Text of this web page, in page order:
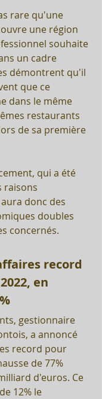
rare qu'une
une région
souhaite
un cadre
démontrent qu'il
que ce
dans le même
restaurants
de sa première
qui a été
raisons
donc des
doubles
concernés.
record
en
gestionnaire
a annoncé
record pour
de 77%
d'euros. Ce
12% le